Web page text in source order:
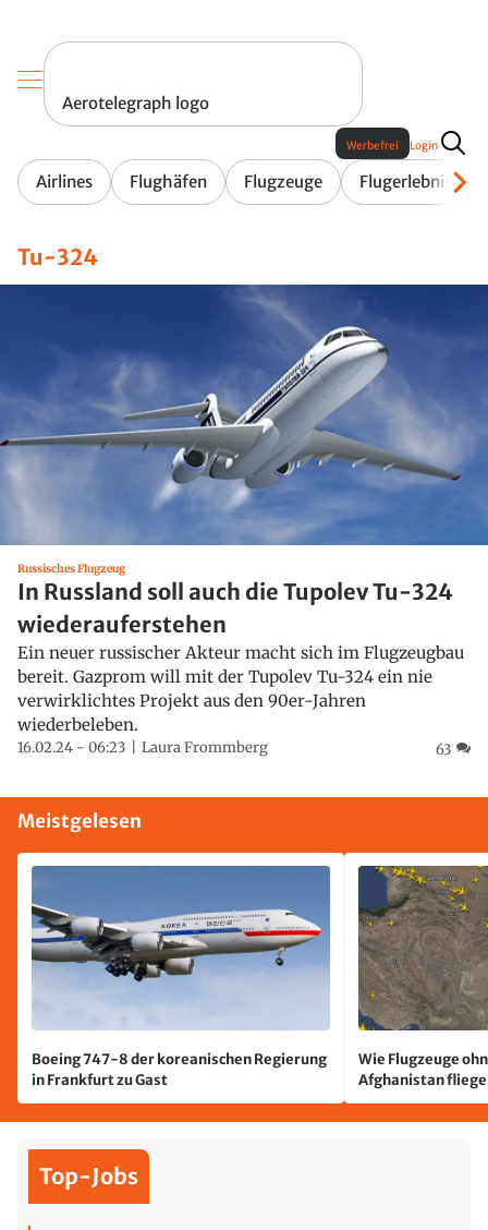
Aerotelegraph logo
Airlines Flughäfen Flugzeuge Flugerlebnis
Werbefrei Login
Tu-324
Russisches Flugzeug
In Russland soll auch die Tupolev Tu-324
wiederauferstehen
Ein neuer russischer Akteur macht sich im Flugzeugbau
bereit. Gazprom will mit der Tupolev Tu-324 ein nie
verwirklichtes Projekt aus den 90er-Jahren
wiederbeleben.
16.02.24 - 06:23 Laura Frommberg 63
Meistgelesen
Boeing 747-8 der koreanischen Regierung
in Frankfurt zu Gast
Wie Flugzeuge
Afghanistan
Top-Jobs